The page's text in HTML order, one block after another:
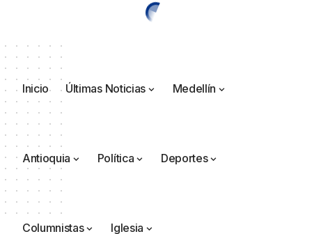
Inicio Últimas Noticias Medellín
Antioquia Política Deportes
Columnistas Iglesia